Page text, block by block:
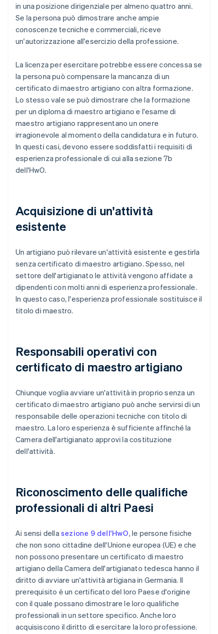
in una posizione dirigenziale per almeno quattro anni.
Se la persona può dimostrare anche ampie
conoscenze tecniche e commerciali, riceve
un'autorizzazione all'esercizio della professione.
La licenza per esercitare potrebbe essere concessa se
la persona può compensare la mancanza di un
certificato di maestro artigiano con altra formazione.
Lo stesso vale se può dimostrare che la formazione
per un diploma di maestro artigiano e l'esame di
maestro artigiano rappresentano un onere
irragionevole al momento della candidatura e in futuro.
In questi casi, devono essere soddisfatti i requisiti di
esperienza professionale di cui alla sezione 7b
dell'HwO.
Acquisizione di un'attività
esistente
Un artigiano può rilevare un'attività esistente e gestirla
senza certificato di maestro artigiano. Spesso, nel
settore dell'artigianato le attività vengono affidate a
dipendenti con molti anni di esperienza professionale.
In questo caso, l'esperienza professionale sostituisce il
titolo di maestro.
Responsabili operativi con
certificato di maestro artigiano
Chiunque voglia avviare un'attività in proprio senza un
certificato di maestro artigiano può anche servirsi di un
responsabile delle operazioni tecniche con titolo di
maestro. La loro esperienza è sufficiente affinché la
Camera dell'artigianato approvi la costituzione
dell'attività.
Riconoscimento delle qualifiche
professionali di altri Paesi
Ai sensi dellasezione 9 dell'HwO, le persone fisiche
che non sono cittadine dell'Unione europea (UE) e che
non possono presentare un certificato di maestro
artigiano della Camera dell'artigianato tedesca hanno il
diritto di avviare un'attività artigiana in Germania. Il
prerequisito è un certificato del loro Paese d'origine
con il quale possano dimostrare le loro qualifiche
professionali in un settore specifico. Anche loro
acquisiscono il diritto di esercitare la loro professione.